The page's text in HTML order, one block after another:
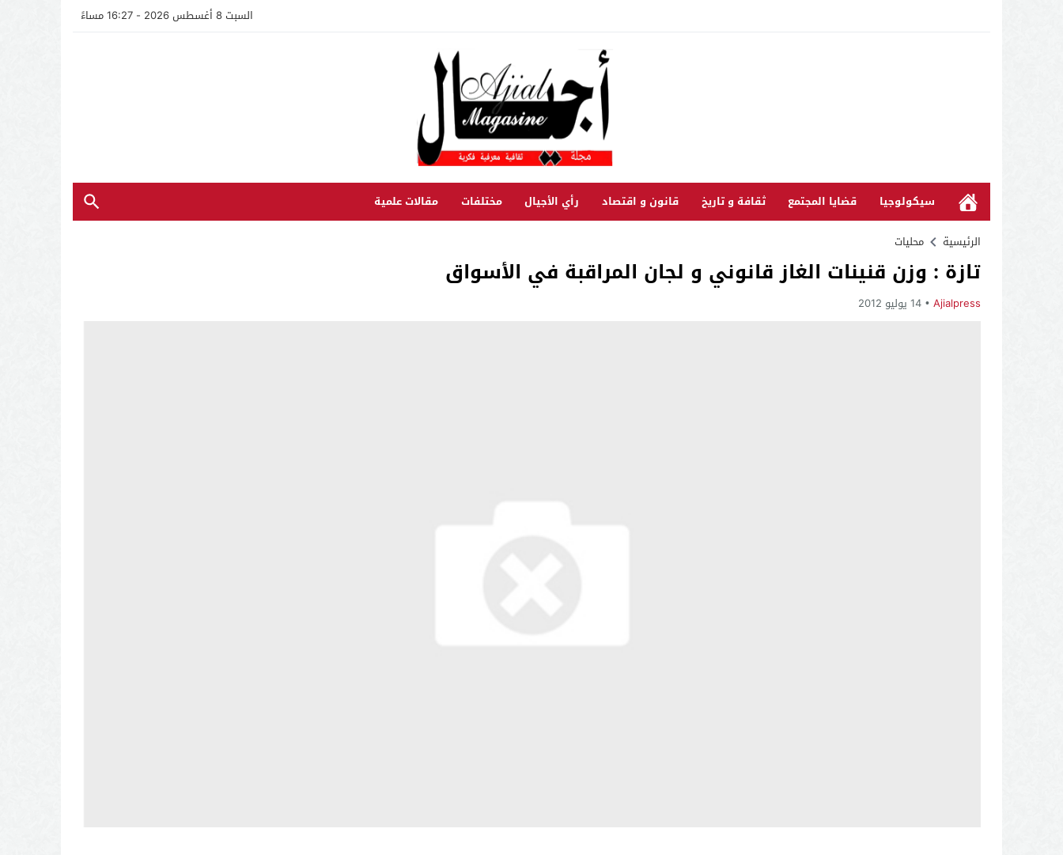
السبت 8 أغسطس 2026 - 16:27 مساءً
سيكولوجيا قضايا المجتمع ثقافة و تاريخ قانون و اقتصاد رأي الأجيال مختلفات مقالات علمية
الرئيسية محليات
تازة : وزن قنينات الغاز قانوني و لجان المراقبة في الأسواق
Ajialpress 14 يوليو 2012